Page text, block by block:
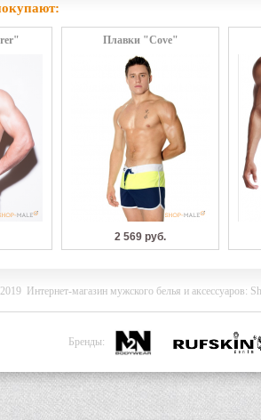
Плавки "Cove"
2 569 руб.
Интернет-магазин мужского белья и аксессуаров:
Бренды: